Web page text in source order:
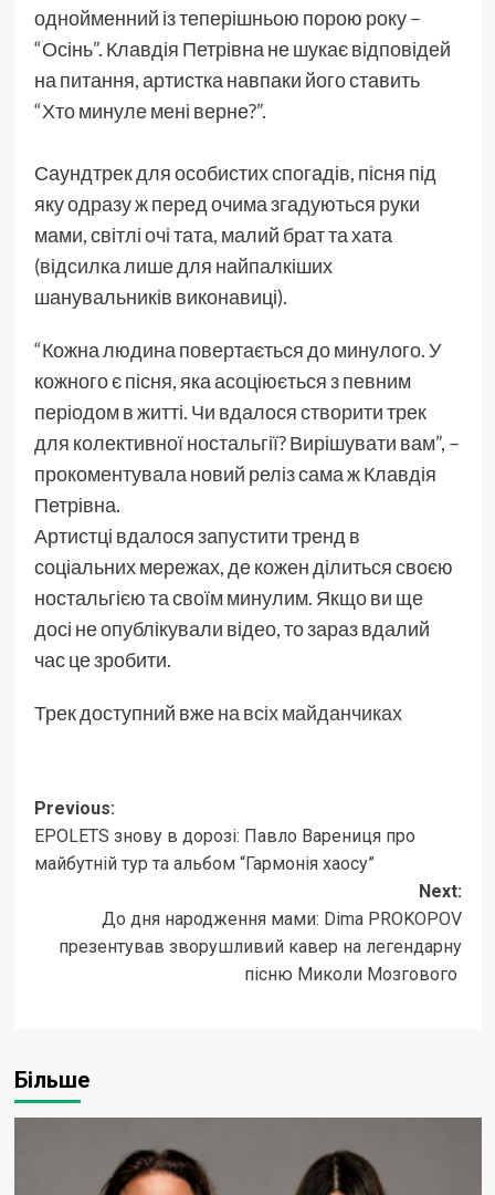
однойменний із теперішньою порою року –
“Осінь”. Клавдія Петрівна не шукає відповідей
на питання, артистка навпаки його ставить
“Хто минуле мені верне?”.
Саундтрек для особистих спогадів, пісня під
яку одразу ж перед очима згадуються руки
мами, світлі очі тата, малий брат та хата
(відсилка лише для найпалкіших
шанувальників виконавиці).
“Кожна людина повертається до минулого. У
кожного є пісня, яка асоціюється з певним
періодом в житті. Чи вдалося створити трек
для колективної ностальгії? Вирішувати вам”, –
прокоментувала новий реліз сама ж Клавдія
Петрівна.
Артистці вдалося запустити тренд в
соціальних мережах, де кожен ділиться своєю
ностальгією та своїм минулим. Якщо ви ще
досі не опублікували відео, то зараз вдалий
час це зробити.
Трек доступний вжена всіх майданчиках
Post
navigation
Previous:
EPOLETS знову в дорозі: Павло Варениця про
майбутній тур та альбом “Гармонія хаосу”
Next:
До дня народження мами: Dima PROKOPOV
презентував зворушливий кавер на легендарну
пісню Миколи Мозгового
Більше